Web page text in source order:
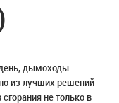
дымоходы
из лучших решений
не только в